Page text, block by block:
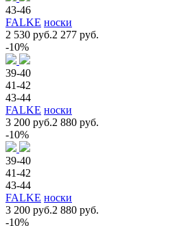
43-46
FALKE носки
2 530 руб.2 277 руб.
-10%
39-40
41-42
43-44
FALKE носки
3 200 руб.2 880 руб.
-10%
39-40
41-42
43-44
FALKE носки
3 200 руб.2 880 руб.
-10%